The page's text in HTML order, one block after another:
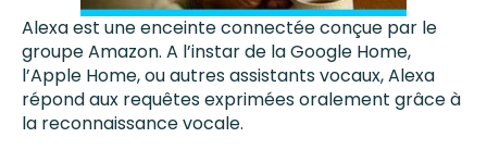
Alexa est une enceinte connectée conçue par le
groupe Amazon. A l’instar de la Google Home,
l’Apple Home, ou autres assistants vocaux, Alexa
répond aux requêtes exprimées oralement grâce à
la reconnaissance vocale.